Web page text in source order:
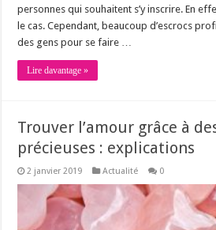
personnes qui souhaitent s’y inscrire. En
le cas. Cependant, beaucoup d’escrocs
des gens pour se faire …
Lire davantage »
Trouver l’amour grâce à
précieuses : explications
2 janvier 2019 Actualité 0